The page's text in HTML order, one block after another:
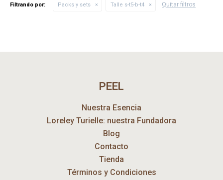
Filtrando por: Packs y sets Talle s-t5-b-t4 Quitar filtros
PEEL
Nuestra Esencia
Loreley Turielle: nuestra Fundadora
Blog
Contacto
Tienda
Términos y Condiciones